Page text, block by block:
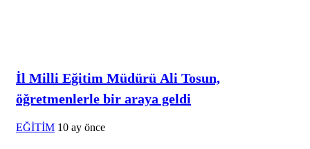
İl Milli Eğitim Müdürü Ali Tosun,
öğretmenlerle bir araya geldi
EĞİTİM 10 ay önce